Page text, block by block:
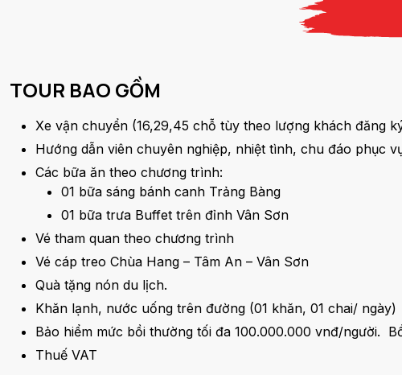
TOUR BAO GỒM
Xe vận chuyển (16,29,45 chỗ tùy theo lượng khách đăng
Hướng dẫn viên chuyên nghiệp, nhiệt tình, chu đáo phục
Các bữa ăn theo chương trình:
01 bữa sáng bánh canh Trảng Bàng
01 bữa trưa Buffet trên đỉnh Vân Sơn
Vé tham quan theo chương trình
Vé cáp treo Chùa Hang – Tâm An – Vân Sơn
Quà tặng nón du lịch.
Khăn lạnh, nước uống trên đường (01 khăn, 01 chai/ ngày)
Bảo hiểm mức bồi thường tối đa 100.000.000 vnđ/người.
Thuế VAT